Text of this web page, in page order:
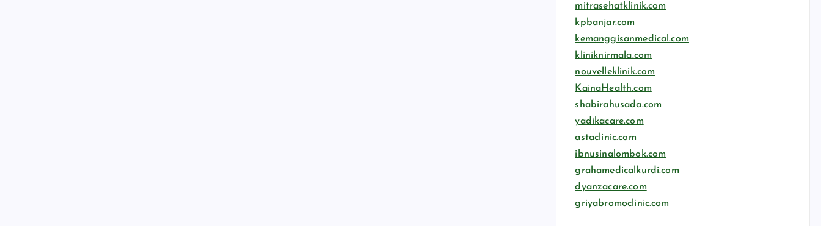
mitrasehatklinik.com
kpbanjar.com
kemanggisanmedical.com
kliniknirmala.com
nouvelleklinik.com
KainaHealth.com
shabirahusada.com
yadikacare.com
astaclinic.com
ibnusinalombok.com
grahamedicalkurdi.com
dyanzacare.com
griyabromoclinic.com